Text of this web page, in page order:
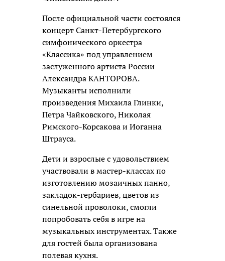
После официальной части состоялся
концерт Санкт-Петербургского
симфонического оркестра
«Классика» под управлением
заслуженного артиста России
Александра КАНТОРОВА.
Музыканты исполнили
произведения Михаила Глинки,
Петра Чайковского, Николая
Римского-Корсакова и Иоганна
Штрауса.
Дети и взрослые с удовольствием
участвовали в мастер-классах по
изготовлению мозаичных панно,
закладок-гербариев, цветов из
синельной проволоки, смогли
попробовать себя в игре на
музыкальных инструментах. Также
для гостей была организована
полевая кухня.